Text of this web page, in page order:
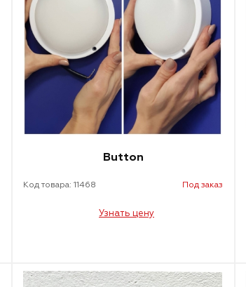
Button
Код товара: 11468 Под заказ
Узнать цену